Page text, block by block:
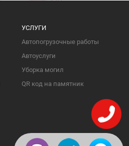
УСЛУГИ
Автопогрузочные работы
Автоуслуги
Уборка могил
QR код на памятник